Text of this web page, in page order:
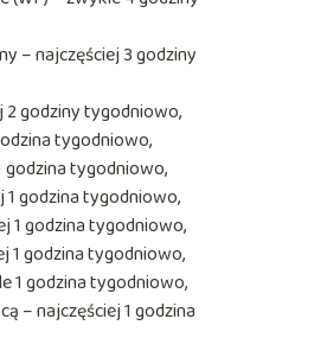
– najczęściej 3 godziny
godziny tygodniowo,
tygodniowo,
tygodniowo,
1 godzina tygodniowo,
1 godzina tygodniowo,
1 godzina tygodniowo,
1 godzina tygodniowo,
– najczęściej 1 godzina